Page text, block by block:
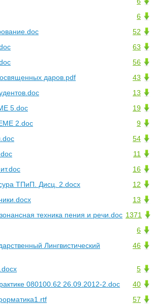
6
52
63
56
43
даров.pdf
13
19
5.doc
9
2.doc
54
11
16
12
ТПиП. Дисц. 2.docx
13
1371
техника пения и речи.doc
6
46
Лингвистический
5
40
080100.62 26.09.2012-2.doc
57